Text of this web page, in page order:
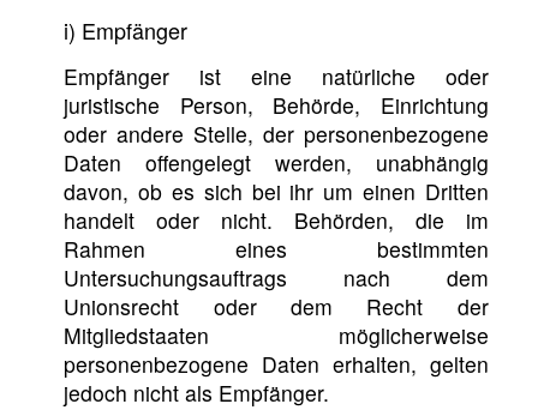
i) Empfänger
Empfänger ist eine natürliche oder
juristische Person, Behörde, Einrichtung
oder andere Stelle, der personenbezogene
Daten offengelegt werden, unabhängig
davon, ob es sich bei ihr um einen Dritten
handelt oder nicht. Behörden, die im
Rahmen eines bestimmten
Untersuchungsauftrags nach dem
Unionsrecht oder dem Recht der
Mitgliedstaaten möglicherweise
personenbezogene Daten erhalten, gelten
jedoch nicht als Empfänger.